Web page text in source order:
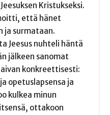
Kristukseksi.
että hänet
ja surmataan.
Jeesus nuhteli häntä
jälkeen sanomat
konkreettisesti:
opetuslapsensa ja
kulkea minun
ottakoon